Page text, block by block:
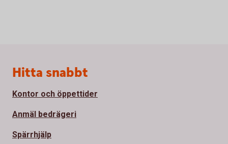
Sidfot
Hitta snabbt
Kontor och öppettider
Anmäl bedrägeri
Spärrhjälp